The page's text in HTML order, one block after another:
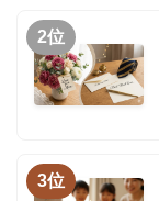
2位
3位